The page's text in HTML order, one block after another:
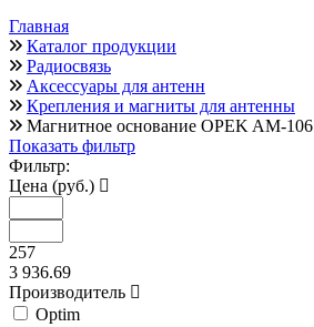
Главная
Каталог продукции
Радиосвязь
Аксессуары для антенн
Крепления и магниты для антенны
Магнитное основание OPEK AM-106
Показать фильтр
Фильтр:
Цена (руб.)
257
3 936.69
Производитель
Optim